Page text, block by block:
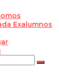
Exalumnos